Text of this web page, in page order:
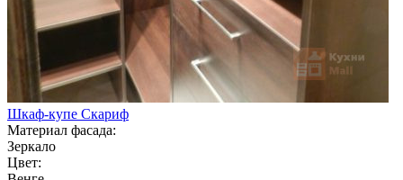
Шкаф-купе Скариф
Материал фасада:
Зеркало
Цвет: